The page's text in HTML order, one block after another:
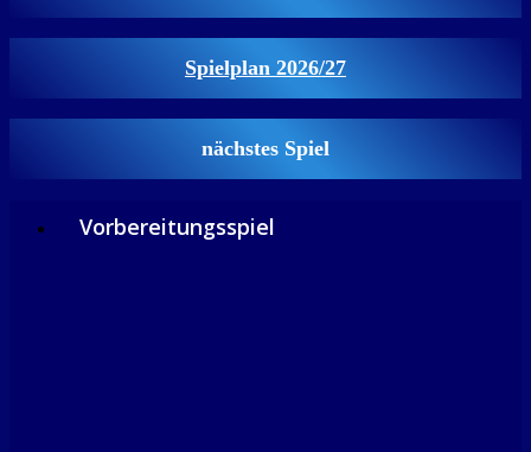
Spielplan 2026/27
nächstes Spiel
Vorbereitungsspiel